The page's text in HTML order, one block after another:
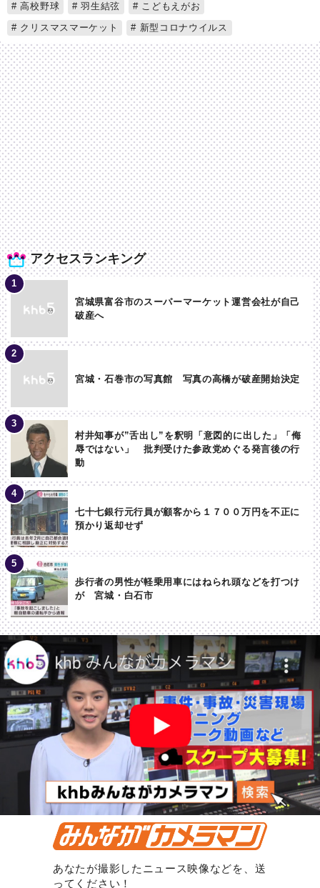
アクセスランキング
宮城県富谷市のスーパーマーケット運営会社が自己
破産へ
宮城・石巻市の写真館 写真の高橋が破産開始決定
村井知事が”舌出し”を釈明「意図的に出した」「侮
辱ではない」 批判受けた参政党めぐる発言後の行
動
七十七銀行元行員が顧客から１７００万円を不正に
預かり返却せず
歩行者の男性が軽乗用車にはねられ頭などを打つけ
が 宮城・白石市
高校野球
羽生結弦
こどもえがお
クリスマスマーケット
新型コロナウイルス
あなたが撮影したニュース映像などを、送
ってください！